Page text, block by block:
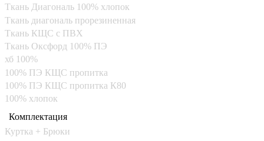
Ткань Диагональ 100% хлопок
Ткань диагональ прорезиненная
Ткань КЩС с ПВХ
Ткань Оксфорд 100% ПЭ
хб 100%
100% ПЭ КЩС пропитка
100% ПЭ КЩС пропитка К80
100% хлопок
Комплектация
Куртка + Брюки